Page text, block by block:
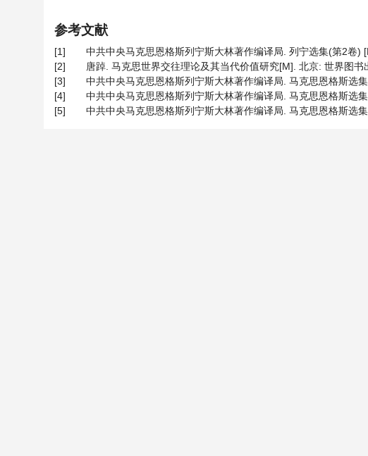
参考文献
[1]
中共中央马克思恩格斯列宁斯大林著作编译局. 列宁选集(第2卷)
[2]
唐踔. 马克思世界交往理论及其当代价值研究[M]. 北京: 世界图书
[3]
中共中央马克思恩格斯列宁斯大林著作编译局. 马克思恩格斯选
[4]
中共中央马克思恩格斯列宁斯大林著作编译局. 马克思恩格斯选
[5]
中共中央马克思恩格斯列宁斯大林著作编译局. 马克思恩格斯选